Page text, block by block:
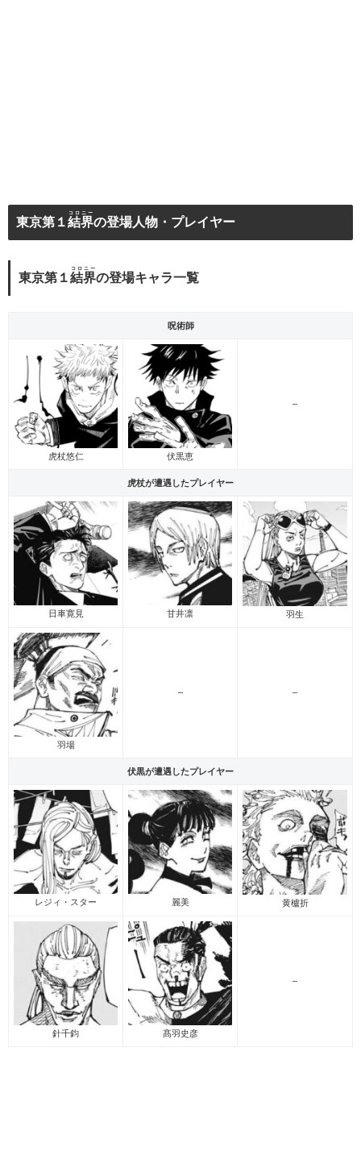
東京第１結界
コロニー
の登場人物・プレイヤー
東京第１結界
コロニー
の登場キャラ一覧
呪術師
虎杖悠仁 伏黒恵
–
虎杖が遭遇したプレイヤー
日車寛見 甘井凛 羽生
羽場
– –
伏黒が遭遇したプレイヤー
レジィ・スター 麗美 黄櫨折
針千鈞 髙羽史彦
–